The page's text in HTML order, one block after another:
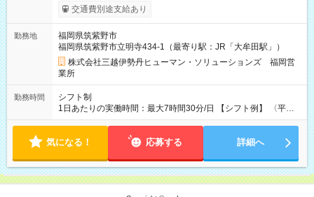
途全額支給します。 【試用期間】試用期間なし
交通費別途支給あり
勤務地
福岡県筑紫野市
福岡県筑紫野市立明寺434-1（最寄り駅：JR「大牟田駅」）
株式会社三越伊勢丹ヒューマン・ソリューションズ 福岡営
業所
勤務時間
シフト制
1日あたりの実働時間：最大7時間30分/日 【シフト例】 〈平
日〉9:30～18:30／12:30～21:30 休憩90分 実働7.5時間 〈土
20:00 休憩90分 実働7.5時間
気になる！ 応募する 詳細へ